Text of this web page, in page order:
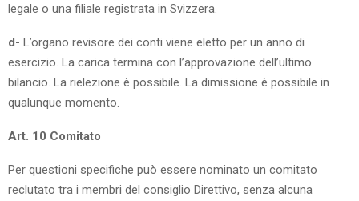
legale o una filiale registrata in Svizzera.
d- L’organo revisore dei conti viene eletto per un anno di
esercizio. La carica termina con l’approvazione dell’ultimo
bilancio. La rielezione è possibile. La dimissione è possibile in
qualunque momento.
Art. 10 Comitato
Per questioni specifiche può essere nominato un comitato
reclutato tra i membri del consiglio Direttivo, senza alcuna